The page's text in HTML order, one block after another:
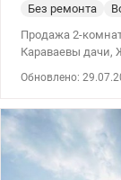
Без ремонта
Продажа 2-
Караваевы дачи,
расположена на
квартире
установлены
электроэнергию,
собственная
Обновлено: